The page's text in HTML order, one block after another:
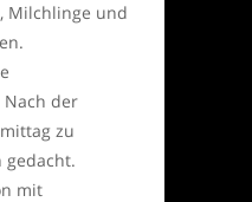
Milchlinge und
Nach der
zu
gedacht.
mit